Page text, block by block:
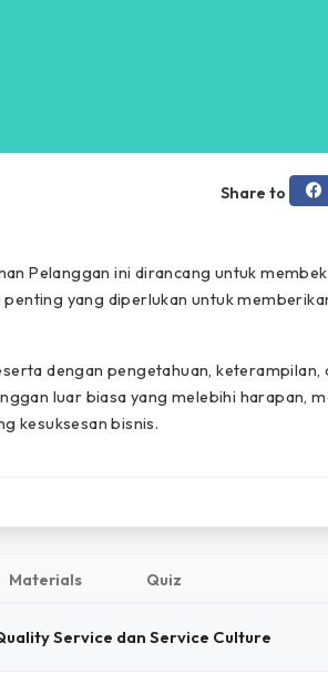
Share to
Pelanggan ini dirancang untuk
yang diperlukan untuk
dengan pengetahuan, keterampilan,
luar biasa yang melebihi harapan,
kesuksesan bisnis.
Materials Quiz
Service dan Service Culture